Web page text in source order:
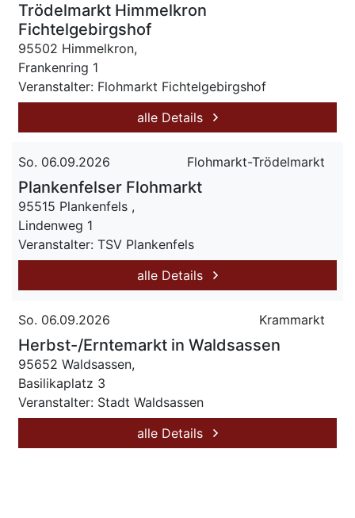
Trödelmarkt Himmelkron
Fichtelgebirgshof
95502 Himmelkron,
Frankenring 1
Veranstalter: Flohmarkt Fichtelgebirgshof
alle Details
So. 06.09.2026 Flohmarkt-Trödelmarkt
Plankenfelser Flohmarkt
95515 Plankenfels ,
Lindenweg 1
Veranstalter: TSV Plankenfels
alle Details
So. 06.09.2026 Krammarkt
Herbst-/Erntemarkt in Waldsassen
95652 Waldsassen,
Basilikaplatz 3
Veranstalter: Stadt Waldsassen
alle Details